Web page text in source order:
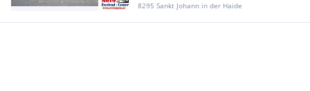
8295 Sankt Johann in der Haide